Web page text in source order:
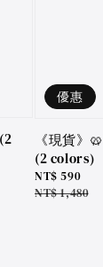
優惠
《現貨》
(2 colors)
Sale
price
NT$ 590
Regular
NT$ 1,480